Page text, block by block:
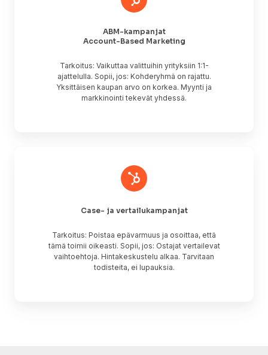
ABM-kampanjat
Account-Based Marketing
Tarkoitus: Vaikuttaa valittuihin yrityksiin 1:1-
ajattelulla. Sopii, jos: Kohderyhmä on rajattu.
Yksittäisen kaupan arvo on korkea. Myynti ja
markkinointi tekevät yhdessä.
Based
Case- ja vertailukampanjat
Tarkoitus: Poistaa epävarmuus ja osoittaa, että
tämä toimii oikeasti. Sopii, jos: Ostajat vertailevat
vaihtoehtoja. Hintakeskustelu alkaa. Tarvitaan
todisteita, ei lupauksia.
vertailukampanjat